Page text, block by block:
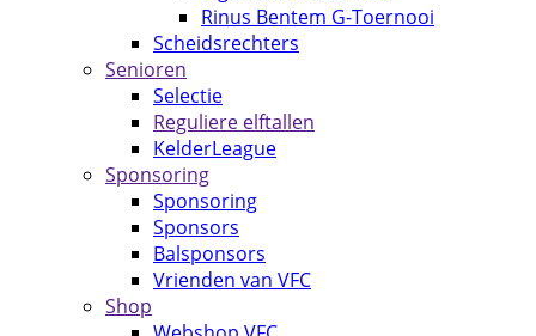
Rinus Bentem G-Toernooi
Scheidsrechters
Senioren
Selectie
Reguliere elftallen
KelderLeague
Sponsoring
Sponsoring
Sponsors
Balsponsors
Vrienden van VFC
Shop